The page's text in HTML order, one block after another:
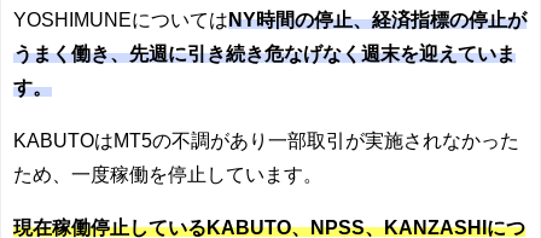
YOSHIMUNEについてはNY時間の停止、経済指標の停止が
うまく働き、先週に引き続き危なげなく週末を迎えていま
す。
KABUTOはMT5の不調があり一部取引が実施されなかった
ため、一度稼働を停止しています。
現在稼働停止しているKABUTO、NPSS、KANZASHIにつ